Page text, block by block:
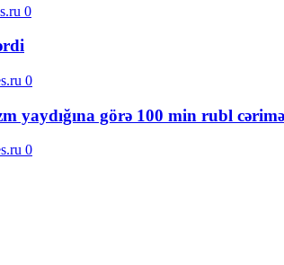
0
0
yaydığına görə 100 min rubl
0